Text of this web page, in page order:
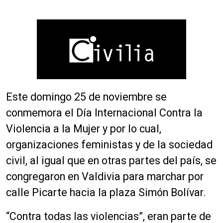
Este domingo 25 de noviembre se
conmemora el Día Internacional Contra la
Violencia a la Mujer y por lo cual,
organizaciones feministas y de la sociedad
civil, al igual que en otras partes del país, se
congregaron en Valdivia para marchar por
calle Picarte hacia la plaza Simón Bolívar.
“Contra todas las violencias”, eran parte de